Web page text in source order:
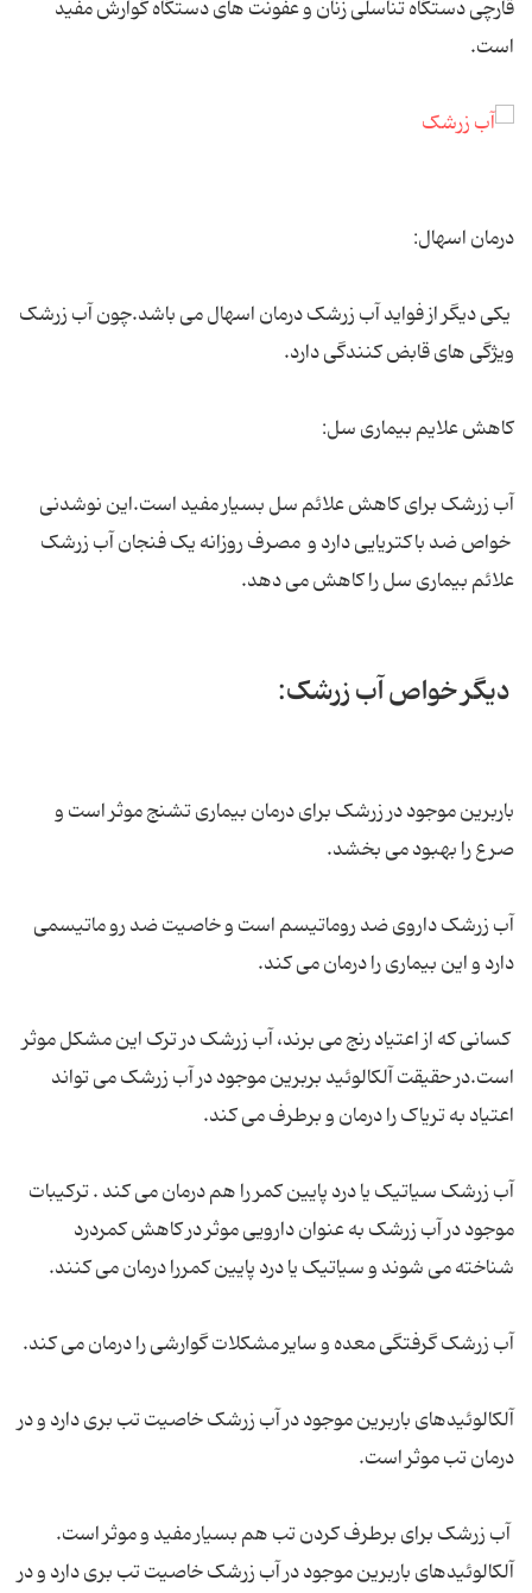
قارچی دستگاه تناسلی زنان و عفونت های دستگاه گوارش مفید
است.
درمان اسهال:
یکی دیگر از فواید آب زرشک درمان اسهال می باشد.چون آب زرشک
ویژگی های قابض کنندگی دارد.
کاهش علایم بیماری سل:
آب زرشک برای کاهش علائم سل بسیار مفید است.این نوشدنی
خواص ضد باکتریایی دارد و مصرف روزانه یک فنجان آب زرشک
علائم بیماری سل را کاهش می دهد.
دیگر خواص آب زرشک:
باربرین موجود در زرشک برای درمان بیماری تشنج موثر است و
صرع را بهبود می بخشد.
آب زرشک داروی ضد روماتیسم است و خاصیت ضد رو ماتیسمی
دارد و این بیماری را درمان می کند.
کسانی که از اعتیاد رنج می برند، آب زرشک در ترک این مشکل موثر
است.در حقیقت آلکالوئید بربرین موجود در آب زرشک می تواند
اعتیاد به تریاک را درمان و برطرف می کند.
آب زرشک سیاتیک یا درد پایین کمر را هم درمان می کند . ترکیبات
موجود در آب زرشک به عنوان دارویی موثر در کاهش کمردرد
شناخته می شوند و سیاتیک یا درد پایین کمررا درمان می کنند.
آب زرشک گرفتگی معده و سایر مشکلات گوارشی را درمان می کند.
آلکالوئیدهای باربرین موجود در آب زرشک خاصیت تب بری دارد و در
درمان تب موثر است.
آب زرشک برای برطرف کردن تب هم بسیار مفید و موثر است.
آلکالوئیدهای باربرین موجود در آب زرشک خاصیت تب بری دارد و در